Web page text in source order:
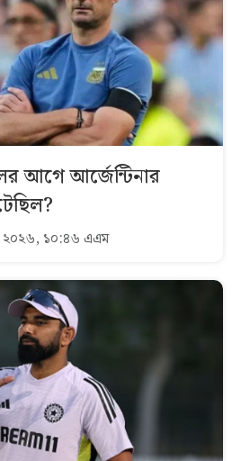
আগে আর্জেন্টিনার
১০:৪৬ এএম